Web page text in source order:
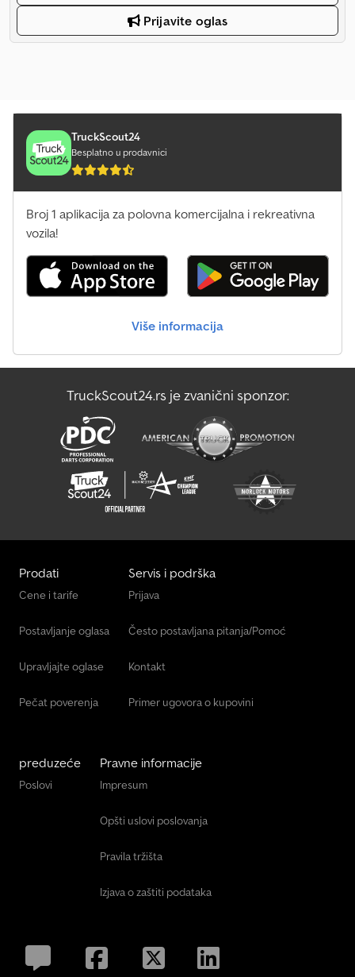
Prijavite oglas
TruckScout24
Besplatno u prodavnici
Broj 1 aplikacija za polovna komercijalna i rekreativna
vozila!
Više informacija
TruckScout24.rs je zvanični sponzor:
Prodati
Cene i tarife
Postavljanje oglasa
Upravljajte oglase
Pečat poverenja
Servis i podrška
Prijava
Često postavljana pitanja/Pomoć
Kontakt
Primer ugovora o kupovini
preduzeće
Poslovi
Pravne informacije
Impresum
Opšti uslovi poslovanja
Pravila tržišta
Izjava o zaštiti podataka